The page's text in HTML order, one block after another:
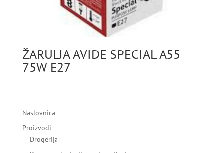
ŽARULJA AVIDE SPECIAL A55
75W E27
Naslovnica
Proizvodi
Drogerija